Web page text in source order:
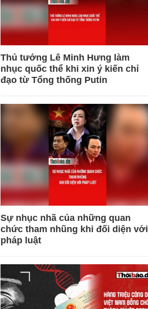
Thủ tướng Lê Minh Hưng làm
nhục quốc thể khi xin ý kiến chỉ
đạo từ Tổng thống Putin
Sự nhục nhã của những quan
chức tham nhũng khi đối diện với
pháp luật